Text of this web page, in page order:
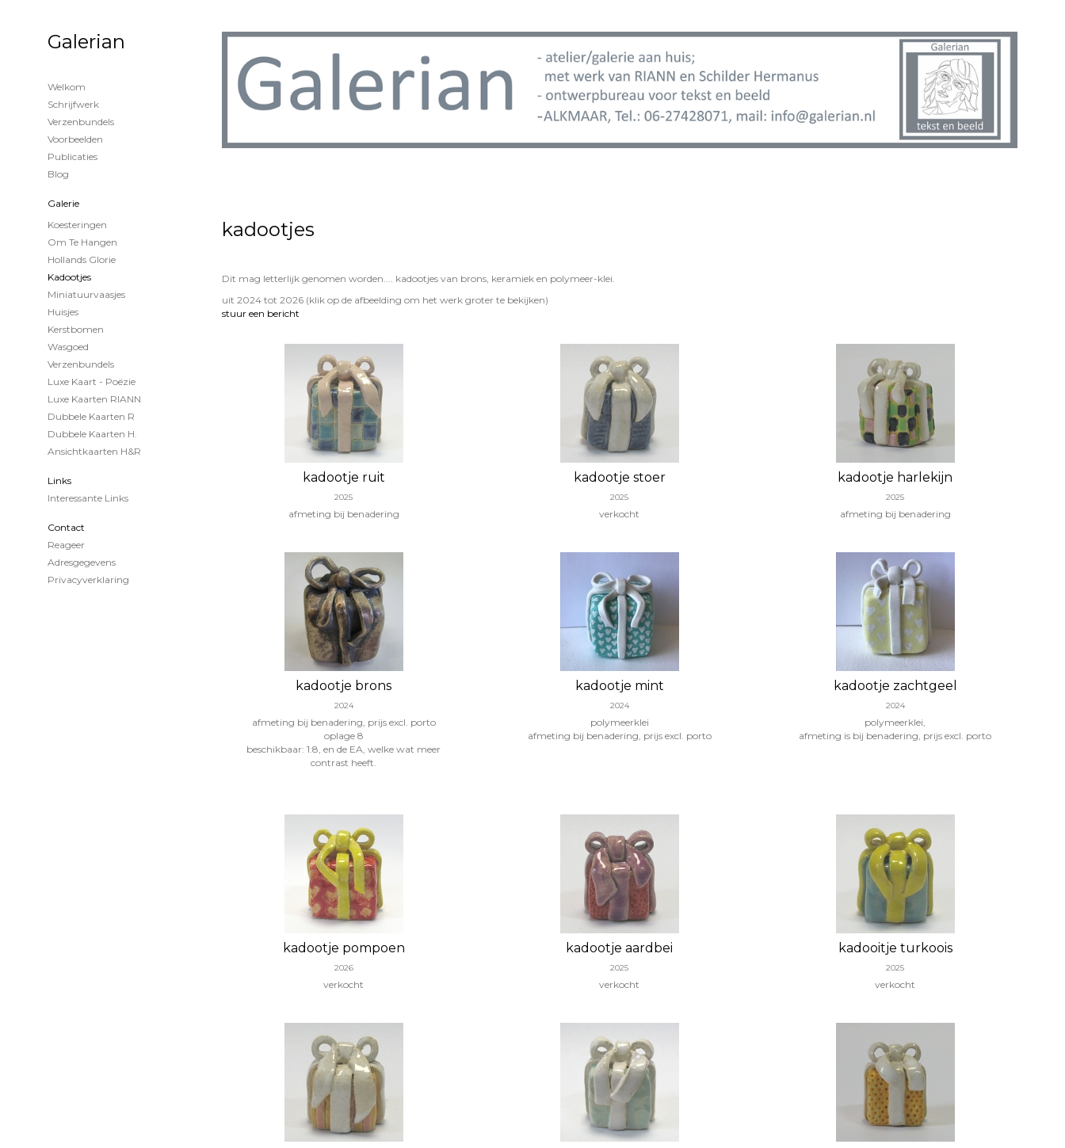
kadootjes
Dit mag letterlijk genomen worden.... kadootjes van brons, keramiek en polymeer-klei.
uit 2024 tot 2026 (klik op de afbeelding om het werk groter te bekijken)
stuur een bericht
kadootje ruit
2025
afmeting bij benadering
kadootje stoer
2025
verkocht
kadootje harlekijn
2025
afmeting bij benadering
kadootje brons
2024
afmeting bij benadering, prijs excl. porto
oplage 8
beschikbaar: 1:8, en de EA, welke wat meer
contrast heeft.
kadootje mint
2024
polymeerklei
afmeting bij benadering, prijs excl. porto
kadootje zachtgeel
2024
polymeerklei,
afmeting is bij benadering, prijs excl. porto
kadootje pompoen
2026
verkocht
kadootje aardbei
2025
verkocht
kadooitje turkoois
2025
verkocht
Galerian
Welkom
Schrijfwerk
Verzenbundels
Voorbeelden
Publicaties
Blog
Galerie
Koesteringen
Om Te Hangen
Hollands Glorie
Kadootjes
Miniatuurvaasjes
Huisjes
Kerstbomen
Wasgoed
Verzenbundels
Luxe Kaart - Poëzie
Luxe Kaarten RIANN
Dubbele Kaarten R
Dubbele Kaarten H.
Ansichtkaarten H&R
Links
Interessante Links
Contact
Reageer
Adresgegevens
Privacyverklaring